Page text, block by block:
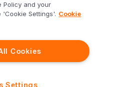
Policy and your
Settings'. Cookie
Cookies
Settings